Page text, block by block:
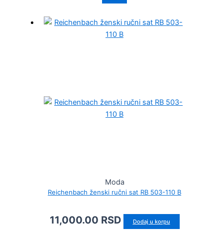
Moda
Reichenbach ženski ručni sat RB 503-110 B
11,000.00 RSD Dodaj u korpu